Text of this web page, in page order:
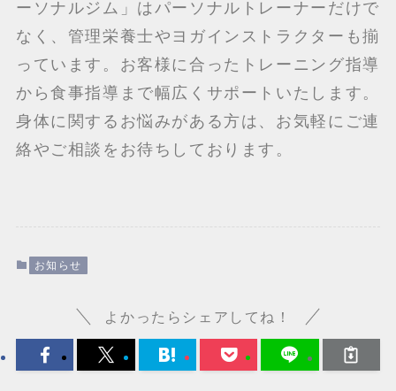
ーソナルジム」はパーソナルトレーナーだけで
なく、管理栄養士やヨガインストラクターも揃
っています。お客様に合ったトレーニング指導
から食事指導まで幅広くサポートいたします。
身体に関するお悩みがある方は、お気軽にご連
絡やご相談をお待ちしております。
お知らせ
よかったらシェアしてね！